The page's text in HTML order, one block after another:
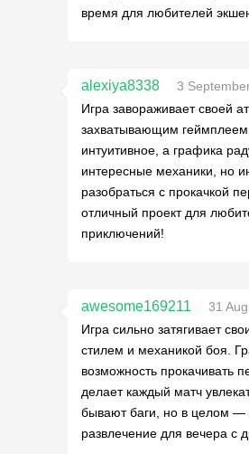
время для любителей
alexiya8338
3
Игра завораживает своей
захватывающим
интуитивное, а графика
интересные механики, но
разобраться с прокачкой
отличный проект для
приключений!
awesome169211
31
Игра сильно затягивает
стилем и механикой боя.
возможность прокачивать
делает каждый матч
бывают баги, но в целом —
развлечение для вечера с